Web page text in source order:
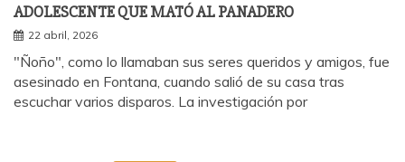
ADOLESCENTE QUE MATÓ AL PANADERO
22 abril, 2026
"Ñoño", como lo llamaban sus seres queridos y amigos, fue
asesinado en Fontana, cuando salió de su casa tras
escuchar varios disparos. La investigación por